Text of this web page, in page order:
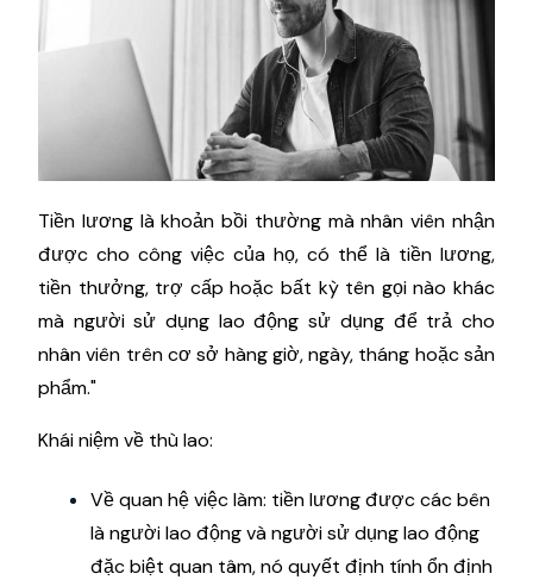
Tiền lương là khoản bồi thường mà nhân viên nhận
được cho công việc của họ, có thể là tiền lương,
tiền thưởng, trợ cấp hoặc bất kỳ tên gọi nào khác
mà người sử dụng lao động sử dụng để trả cho
nhân viên trên cơ sở hàng giờ, ngày, tháng hoặc sản
phẩm."
Khái niệm về thù lao:
Về quan hệ việc làm: tiền lương được các bên
là người lao động và người sử dụng lao động
đặc biệt quan tâm, nó quyết định tính ổn định